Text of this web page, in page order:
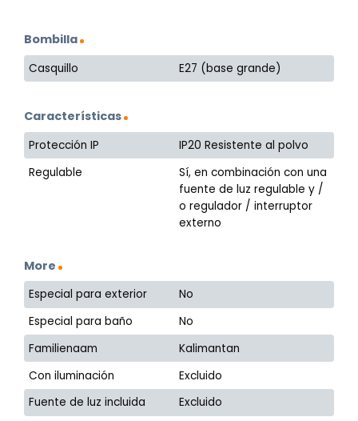
Bombilla
Casquillo E27 (base grande)
Características
Protección IP
IP20 Resistente al polvo
Regulable
Sí, en combinación con una
fuente de luz regulable y /
o regulador / interruptor
externo
More
Especial para exterior
No
Especial para baño
No
Familienaam
Kalimantan
Con iluminación
Excluido
Fuente de luz incluida
Excluido